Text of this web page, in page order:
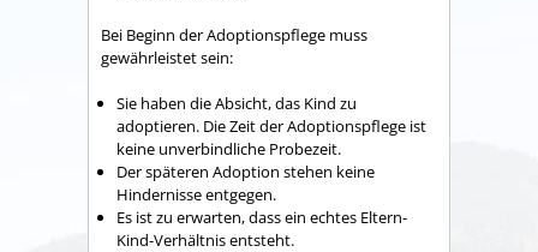
Bei Beginn der Adoptionspflege muss
gewährleistet sein:
Sie haben die Absicht, das Kind zu
adoptieren. Die Zeit der Adoptionspflege ist
keine unverbindliche Probezeit.
Der späteren Adoption stehen keine
Hindernisse entgegen.
Es ist zu erwarten, dass ein echtes Eltern-
Kind-Verhältnis entsteht.